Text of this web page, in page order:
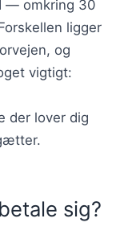
— omkring 30
ligger
og
vigtigt:
der lover dig
sig?